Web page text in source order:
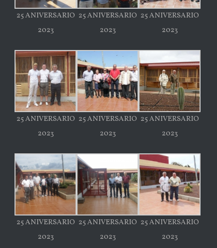
25 ANIVERSARIO
2023
25 ANIVERSARIO
2023
25 ANIVERSARIO
2023
25 ANIVERSARIO
2023
25 ANIVERSARIO
2023
25 ANIVERSARIO
2023
25 ANIVERSARIO
2023
25 ANIVERSARIO
2023
25 ANIVERSARIO
2023